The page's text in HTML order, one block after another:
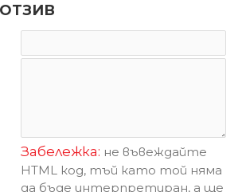
Забележка: не въвеждайте
HTML код, тъй като той няма
да бъде интерпретиран, а ще